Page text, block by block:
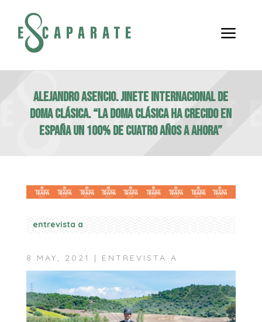
a
ALEJANDRO ASENCIO. JINETE INTERNACIONAL DE
DOMA CLÁSICA. “La doma clásica ha crecido en
España un 100% de cuatro años a ahora”
entrevista a
8 MAY, 2021 | ENTREVISTA A